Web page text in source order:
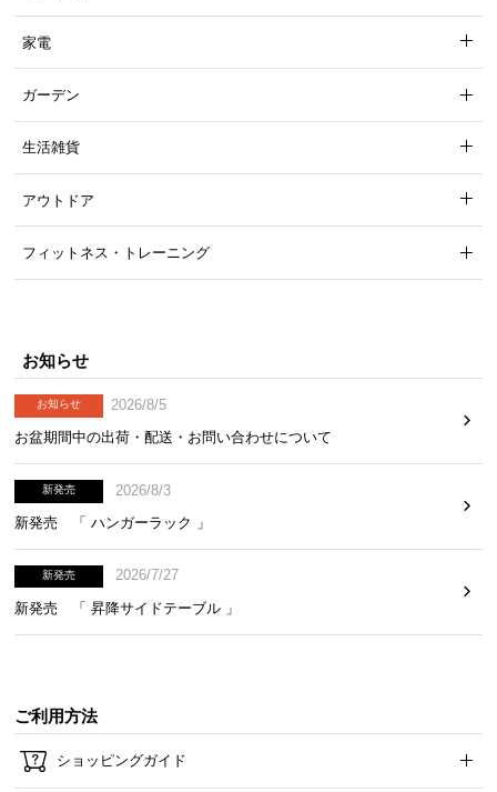
家電
ガーデン
生活雑貨
アウトドア
フィットネス・トレーニング
お知らせ
お知らせ
2026/8/5
お盆期間中の出荷・配送・お問い合わせについて
新発売
2026/8/3
新発売 「 ハンガーラック 」
新発売
2026/7/27
新発売 「 昇降サイドテーブル 」
ご利用方法
ショッピングガイド